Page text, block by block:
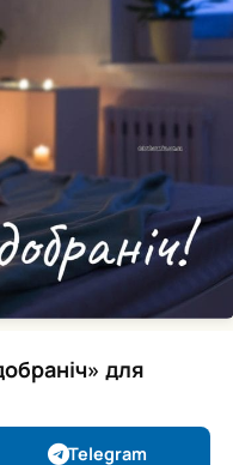
для
Telegram